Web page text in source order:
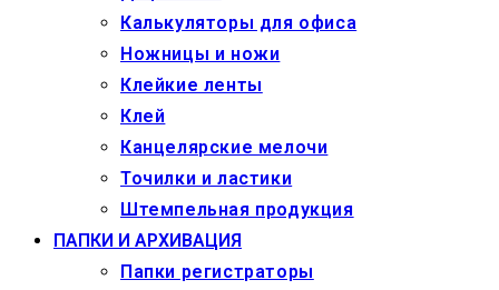
Калькуляторы для офиса
Ножницы и ножи
Клейкие ленты
Клей
Канцелярские мелочи
Точилки и ластики
Штемпельная продукция
ПАПКИ И АРХИВАЦИЯ
Папки регистраторы